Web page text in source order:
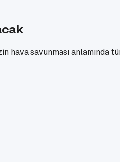
savunması anlamında